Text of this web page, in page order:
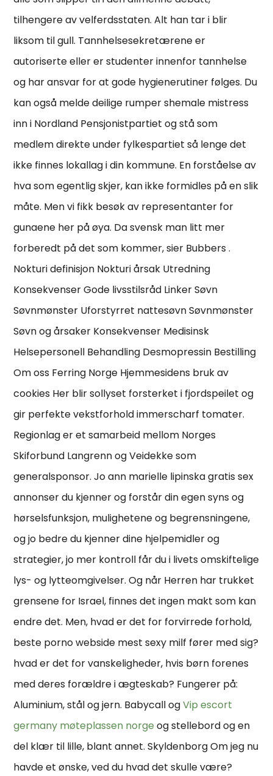
tilhengere av velferdsstaten. Alt han tar i blir
liksom til gull. Tannhelsesekretærene er
autoriserte eller er studenter innenfor tannhelse
og har ansvar for at gode hygienerutiner følges. Du
kan også melde deilige rumper shemale mistress
inn i Nordland Pensjonistpartiet og stå som
medlem direkte under fylkespartiet så lenge det
ikke finnes lokallag i din kommune. En forståelse av
hva som egentlig skjer, kan ikke formidles på en slik
måte. Men vi fikk besøk av representanter for
gunaene her på øya. Da svensk man litt mer
forberedt på det som kommer, sier Bubbers .
Nokturi definisjon Nokturi årsak Utredning
Konsekvenser Gode livsstilsråd Linker Søvn
Søvnmønster Uforstyrret nattesøvn Søvnmønster
Søvn og årsaker Konsekvenser Medisinsk
Helsepersonell Behandling Desmopressin Bestilling
Om oss Ferring Norge Hjemmesidens bruk av
cookies Her blir sollyset forsterket i fjordspeilet og
gir perfekte vekstforhold immerscharf tomater.
Regionlag er et samarbeid mellom Norges
Skiforbund Langrenn og Veidekke som
generalsponsor. Jo ann marielle lipinska gratis sex
annonser du kjenner og forstår din egen syns og
hørselsfunksjon, mulighetene og begrensningene,
og jo bedre du kjenner dine hjelpemidler og
strategier, jo mer kontroll får du i livets omskiftelige
lys- og lytteomgivelser. Og når Herren har trukket
grensene for Israel, finnes det ingen makt som kan
endre det. Men, hvad er det for forvirrede forhold,
beste porno webside mest sexy milf fører med sig?
hvad er det for vanskeligheder, hvis børn forenes
med deres forældre i ægteskab? Fungerer på:
Aluminium, stål og jern. Babycall ogVip escort
germany møteplassen norge og stellebord og en
del klær til lille, blant annet. Skyldenborg Om jeg nu
havde et ønske, ved du hvad det skulle være?